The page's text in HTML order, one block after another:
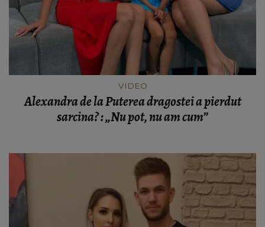
VIDEO
Alexandra de la Puterea dragostei a pierdut
sarcina? : „Nu pot, nu am cum”